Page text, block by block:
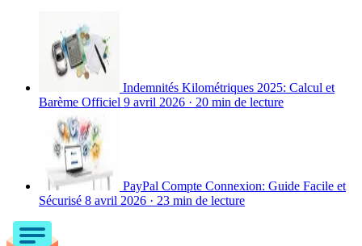
Indemnités Kilométriques 2025: Calcul et
Barème Officiel 9 avril 2026 · 20 min de lecture
PayPal Compte Connexion: Guide Facile et
Sécurisé 8 avril 2026 · 23 min de lecture